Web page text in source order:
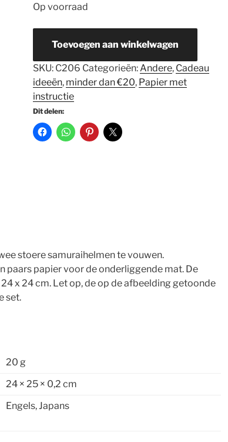
Op voorraad
Shichiken
Samuraihelm
aantal
Toevoegen aan winkelwagen
SKU: C206 Categorieën: Andere, Cadeau
ideeën, minder dan €20, Papier met
instructie
Dit delen:
stoere samuraihelmen te vouwen.
paars papier voor de onderliggende mat. De
x 24 cm. Let op, de op de afbeelding getoonde
set.
20 g
24 × 25 × 0,2 cm
Engels, Japans